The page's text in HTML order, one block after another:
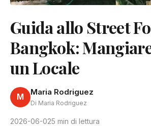
Guida allo Street
Bangkok:
un Locale
M Maria Rodriguez
Di Maria Rodriguez
2026-06-025 min di lettura